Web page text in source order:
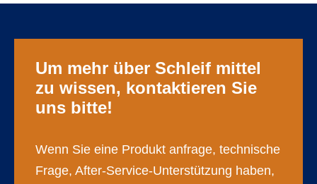
Um mehr über Schleif mittel
zu wissen, kontaktieren Sie
uns bitte!
Wenn Sie eine Produkt anfrage, technische
Frage, After-Service-Unterstützung haben,